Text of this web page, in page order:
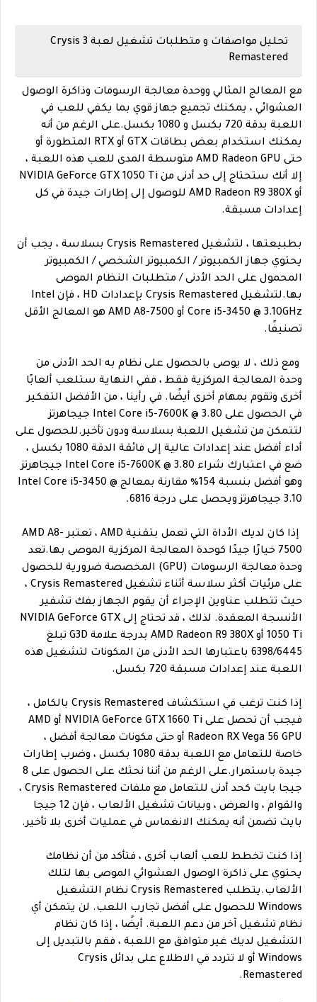
تحليل مواصفات و متطلبات تشغيل لعبة Crysis 3
Remastered
مع المعالج المثالي ووحدة معالجة الرسومات وذاكرة الوصول
العشوائي ، يمكنك تجميع جهاز قوي بما يكفي للعب في
اللعبة بدقة 720 بكسل و 1080 بكسل.على الرغم من أنه
يمكنك استخدام بعض بطاقات GTX أو RTX المتطورة أو
حتى AMD Radeon GPU متوسطة المدى للعب هذه اللعبة ،
إلا أنك ستحتاج إلى حد أدنى من NVIDIA GeForce GTX 1050 Ti
أو AMD Radeon R9 380X للوصول إلى إطارات جيدة في كل
إعدادات مسبقة.
بطبيعتها ، لتشغيل Crysis Remastered بسلاسة ، يجب أن
يحتوي جهاز الكمبيوتر / الكمبيوتر الشخصي / الكمبيوتر
المحمول على الحد الأدنى / متطلبات النظام الموصى
بها.لتشغيل Crysis Remastered بإعدادات HD ، فإن Intel
Core i5-3450 @ 3.10GHz أو AMD A8-7500 هو المعالج الأقل
تصنيفًا.
ومع ذلك ، لا يوصى بالحصول على نظام به الحد الأدنى من
وحدة المعالجة المركزية فقط ، ففي النهاية ستلعب ألعابًا
أخرى وتقوم بمهام أخرى أيضًا. في رأينا ، من الأفضل التفكير
في الحصول على Intel Core i5-7600K @ 3.80 جيجاهرتز
لتتمكن من تشغيل اللعبة بسلاسة ودون تأخير.للحصول على
أداء أفضل عند إعدادات عالية إلى فائقة الدقة 1080 بكسل ،
ضع في اعتبارك شراء Intel Core i5-7600K @ 3.80 جيجاهرتز
وهو أفضل بنسبة 154٪ مقارنة بمعالج Intel Core i5-3450 @
3.10 جيجاهرتز ويحصل على درجة 6816.
إذا كان لديك الأداة التي تعمل بتقنية AMD ، تعتبر AMD A8-
7500 خيارًا جيدًا كوحدة المعالجة المركزية الموصى بها.تعد
وحدة معالجة الرسومات (GPU) المخصصة ضرورية للحصول
على مرئيات أكثر سلاسة أثناء تشغيل Crysis Remastered ،
حيث تتطلب عناوين الإجراء أن يقوم الجهاز بفك تشفير
الأنسجة المعقدة. لذلك ، قد تحتاج إلى NVIDIA GeForce GTX
1050 Ti أو AMD Radeon R9 380X بدرجة علامة G3D تبلغ
6398/6445 باعتبارها الحد الأدنى من المكونات لتشغيل هذه
اللعبة عند إعدادات مسبقة 720 بكسل.
إذا كنت ترغب في استكشاف Crysis Remastered بالكامل ،
فيجب أن تحصل على NVIDIA GeForce GTX 1660 Ti أو AMD
Radeon RX Vega 56 GPU أو حتى مكونات معالجة أفضل ،
خاصة للتعامل مع اللعبة بدقة 1080 بكسل ، وضرب إطارات
جيدة باستمرار.على الرغم من أننا نحثك على الحصول على 8
جيجا بايت كحد أدنى للتعامل مع ملفات Crysis Remastered ،
والقوام ، والعرض ، وبيانات تشغيل الألعاب ، فإن 12 جيجا
بايت تضمن أنه يمكنك الانغماس في عمليات أخرى بلا تأخير.
إذا كنت تخطط للعب ألعاب أخرى ، فتأكد من أن نظامك
يحتوي على ذاكرة الوصول العشوائي الموصى بها لتلك
الألعاب.يتطلب Crysis Remastered نظام التشغيل
Windows للحصول على أفضل تجارب اللعب. لن يتمكن أي
نظام تشغيل آخر من دعم اللعبة. أيضًا ، إذا كان نظام
التشغيل لديك غير متوافق مع اللعبة ، فقم بالتبديل إلى
Windows أو لا تتردد في الاطلاع على بدائل Crysis
Remastered.